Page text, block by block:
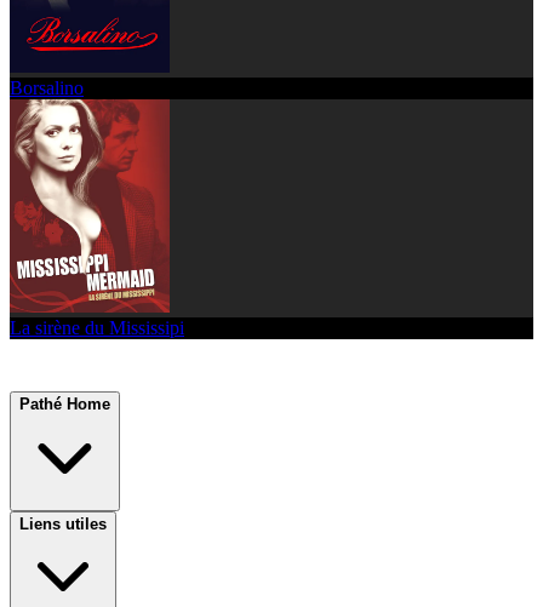
Borsalino
La sirène du Mississipi
Pathé Home
Liens utiles